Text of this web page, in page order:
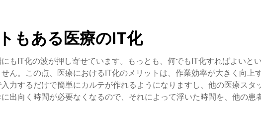
もある医療のIT化
もIT化の波が押し寄せています。もっとも、何でもIT化すればよいと
ん。この点、医療におけるIT化のメリットは、作業効率が大きく向上
力するだけで簡単にカルテが作れるようになりますし、他の医療スタ
出向く時間が必要なくなるので、それによって浮いた時間を、他の